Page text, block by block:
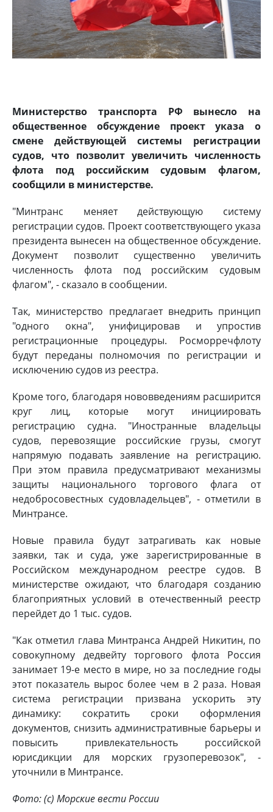
Министерство транспорта РФ вынесло на
общественное обсуждение проект указа о
смене действующей системы регистрации
судов, что позволит увеличить численность
флота под российским судовым флагом,
сообщили в министерстве.
"Минтранс меняет действующую систему
регистрации судов. Проект соответствующего указа
президента вынесен на общественное обсуждение.
Документ позволит существенно увеличить
численность флота под российским судовым
флагом", - сказало в сообщении.
Так, министерство предлагает внедрить принцип
"одного окна", унифицировав и упростив
регистрационные процедуры. Росморречфлоту
будут переданы полномочия по регистрации и
исключению судов из реестра.
Кроме того, благодаря нововведениям расширится
круг лиц, которые могут инициировать
регистрацию судна. "Иностранные владельцы
судов, перевозящие российские грузы, смогут
напрямую подавать заявление на регистрацию.
При этом правила предусматривают механизмы
защиты национального торгового флага от
недобросовестных судовладельцев", - отметили в
Минтрансе.
Новые правила будут затрагивать как новые
заявки, так и суда, уже зарегистрированные в
Российском международном реестре судов. В
министерстве ожидают, что благодаря созданию
благоприятных условий в отечественный реестр
перейдет до 1 тыс. судов.
"Как отметил глава Минтранса Андрей Никитин, по
совокупному дедвейту торгового флота Россия
занимает 19-е место в мире, но за последние годы
этот показатель вырос более чем в 2 раза. Новая
система регистрации призвана ускорить эту
динамику: сократить сроки оформления
документов, снизить административные барьеры и
повысить привлекательность российской
юрисдикции для морских грузоперевозок", -
уточнили в Минтрансе.
Фото: (с) Морские вести России